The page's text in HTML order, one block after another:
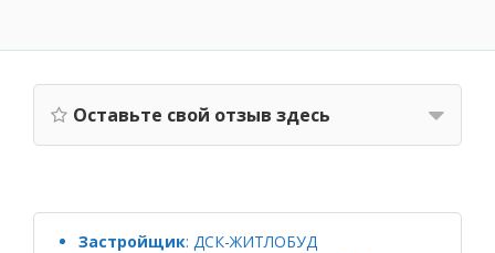
Оставьте свой отзыв здесь
Застройщик: ДСК-ЖИТЛОБУД